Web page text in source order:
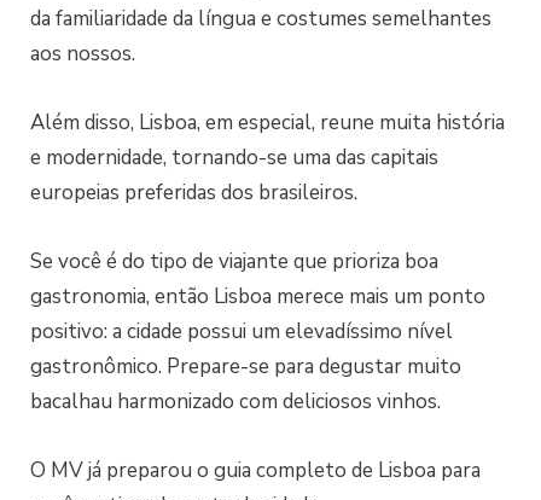
da familiaridade da língua e costumes semelhantes
aos nossos.
Além disso, Lisboa, em especial, reune muita história
e modernidade, tornando-se uma das capitais
europeias preferidas dos brasileiros.
Se você é do tipo de viajante que prioriza boa
gastronomia, então Lisboa merece mais um ponto
positivo: a cidade possui um elevadíssimo nível
gastronômico. Prepare-se para degustar muito
bacalhau harmonizado com deliciosos vinhos.
O MV já preparou o guia completo de Lisboa para